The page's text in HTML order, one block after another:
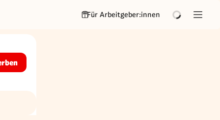
Für Arbeitgeber:innen